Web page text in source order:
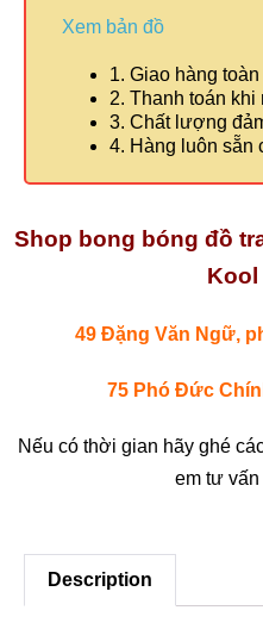
Xem bản đồ
1. Giao hàng
2. Thanh toán khi
3. Chất lượng
4. Hàng luôn sẵn
Shop bong bóng đồ
Kool
49 Đặng Văn Ngữ,
75 Phó Đức
Nếu có thời gian hãy ghé
em tư
Description